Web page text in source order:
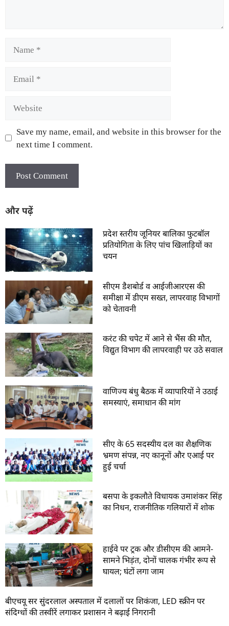
Save my name, email, and website in this browser for the
next time I comment.
और पढ़ें
प्रदेश स्तरीय जूनियर बालिका फुटबॉल
प्रतियोगिता के लिए पांच खिलाड़ियों का
चयन
सीएम डैशबोर्ड व आईजीआरएस की
समीक्षा में डीएम सख्त, लापरवाह विभागों
को चेतावनी
करंट की चपेट में आने से भैंस की मौत,
विद्युत विभाग की लापरवाही पर उठे सवाल
वाणिज्य बंधु बैठक में व्यापारियों ने उठाई
समस्याएं, समाधान की मांग
सीए के 65 सदस्यीय दल का शैक्षणिक
भ्रमण संपन्न, नए कानूनों और एआई पर
हुई चर्चा
बसपा के इकलौते विधायक उमाशंकर सिंह
का निधन, राजनीतिक गलियारों में शोक
हाईवे पर ट्रक और डीसीएम की आमने-
सामने भिड़ंत, दोनों चालक गंभीर रूप से
घायल; घंटों लगा जाम
बीएचयू सर सुंदरलाल अस्पताल में दलालों पर शिकंजा, LED स्क्रीन पर
संदिग्धों की तस्वीरें लगाकर प्रशासन ने बढ़ाई निगरानी